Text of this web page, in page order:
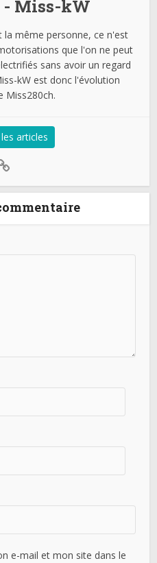
- Miss-kW
la même personne, ce n'est
que l'on ne peut
sans avoir un regard
kW est donc l'évolution
Miss280ch.
articles
e-mail et mon site dans le